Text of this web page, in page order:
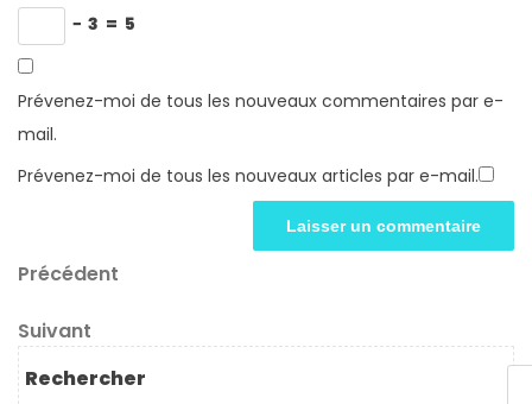
− 3 = 5
Prévenez-moi de tous les nouveaux commentaires par e-
mail.
Prévenez-moi de tous les nouveaux articles par e-mail.
Navigation
de
l’article
Article
Précédent
Article
suivant
Suivant
Rechercher